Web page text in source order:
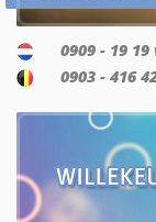
0909 - 19 19
0903 - 416